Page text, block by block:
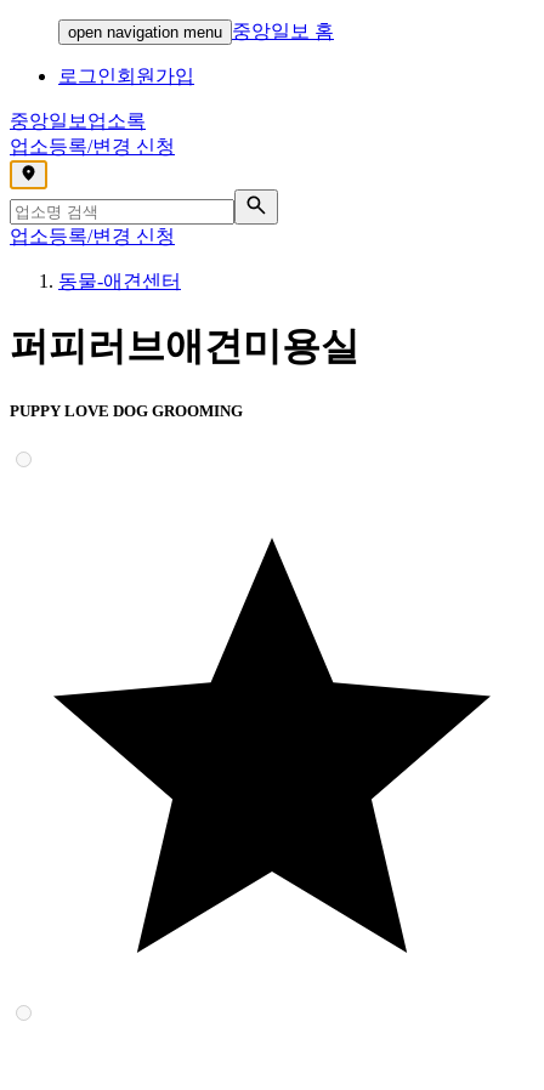
open navigation menu 중앙일보 홈
로그인회원가입
중앙일보 업소록
업소등록/변경 신청
,
업소등록/변경 신청
동물-애견센터
퍼피러브애견미용실
PUPPY LOVE DOG GROOMING